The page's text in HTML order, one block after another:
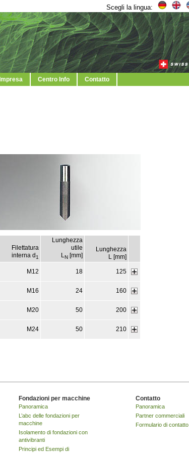
Scegli la lingua:
Impresa Centro Info Contatto
Filettatura
interna d1
Lunghezza
utile
LN [mm]
Lunghezza
L [mm]
M12 18 125
M16 24 160
M20 50 200
M24 50 210
Fondazioni per macchine
Panoramica
L’abc delle fondazioni per
macchine
Isolamento di fondazioni con
antivibranti
Principi ed Esempi di
Contatto
Panoramica
Partner commerciali
Formulario di contatto